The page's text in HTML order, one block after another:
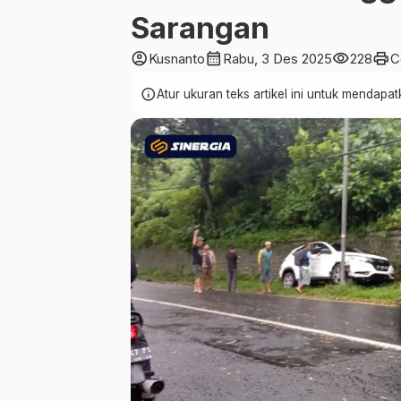
Sarangan
account_circleKusnantocalendar_month Rabu, 3 Des 2025visibility228print
infoAtur ukuran teks artikel ini untuk